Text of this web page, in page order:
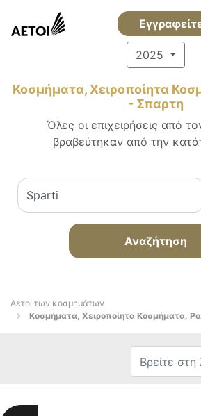
2025
Κοσμήματα, Χειροποίητα
- Σπαρτη
Όλες οι επιχειρήσεις από
βραβεύτηκαν από την
Αναζήτηση
Αετοί των κοσμημάτων
Κοσμήματα, Χειροποίητα Κοσμήματα,